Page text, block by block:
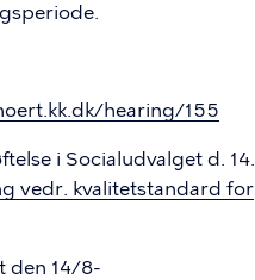
hearing/155
i Socialudvalget d. 14.
vedr. kvalitetstandard for
den 14/8-